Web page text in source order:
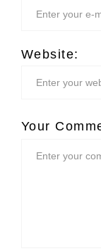
Website:
Your